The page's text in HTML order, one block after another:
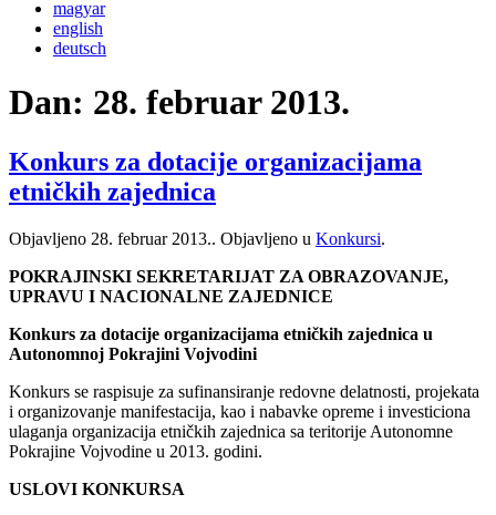
magyar
english
deutsch
Dan: 28. februar 2013.
Konkurs za dotacije organizacijama
etničkih zajednica
Objavljeno 28. februar 2013.. Objavljeno u Konkursi.
POKRAJINSKI SEKRETARIJAT ZA OBRAZOVANJE,
UPRAVU I NACIONALNE ZAJEDNICE
Konkurs za dotacije organizacijama etničkih zajednica u
Autonomnoj Pokrajini Vojvodini
Konkurs se raspisuje za sufinansiranje redovne delatnosti, projekata
i organizovanje manifestacija, kao i nabavke opreme i investiciona
ulaganja organizacija etničkih zajednica sa teritorije Autonomne
Pokrajine Vojvodine u 2013. godini.
USLOVI KONKURSA